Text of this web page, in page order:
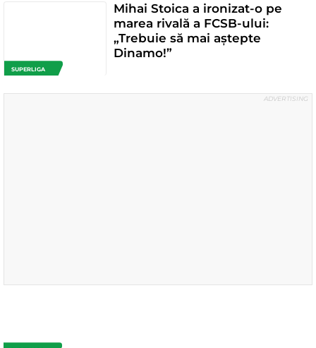
SUPERLIGA
Mihai Stoica a ironizat-o pe
marea rivală a FCSB-ului:
„Trebuie să mai aștepte
Dinamo!”